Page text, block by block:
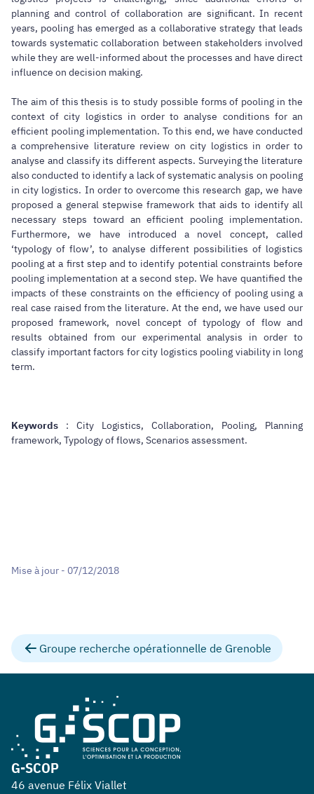
planning and control of collaboration are significant. In recent
years, pooling has emerged as a collaborative strategy that leads
towards systematic collaboration between stakeholders involved
while they are well-informed about the processes and have direct
influence on decision making.
The aim of this thesis is to study possible forms of pooling in the
context of city logistics in order to analyse conditions for an
efficient pooling implementation. To this end, we have conducted
a comprehensive literature review on city logistics in order to
analyse and classify its different aspects. Surveying the literature
also conducted to identify a lack of systematic analysis on pooling
in city logistics. In order to overcome this research gap, we have
proposed a general stepwise framework that aids to identify all
necessary steps toward an efficient pooling implementation.
Furthermore, we have introduced a novel concept, called
‘typology of flow’, to analyse different possibilities of logistics
pooling at a first step and to identify potential constraints before
pooling implementation at a second step. We have quantified the
impacts of these constraints on the efficiency of pooling using a
real case raised from the literature. At the end, we have used our
proposed framework, novel concept of typology of flow and
results obtained from our experimental analysis in order to
classify important factors for city logistics pooling viability in long
term.
Keywords : City Logistics, Collaboration, Pooling, Planning
framework, Typology of flows, Scenarios assessment.
Mise à jour - 07/12/2018
Groupe recherche opérationnelle de Grenoble
G-SCOP
46 avenue Félix Viallet